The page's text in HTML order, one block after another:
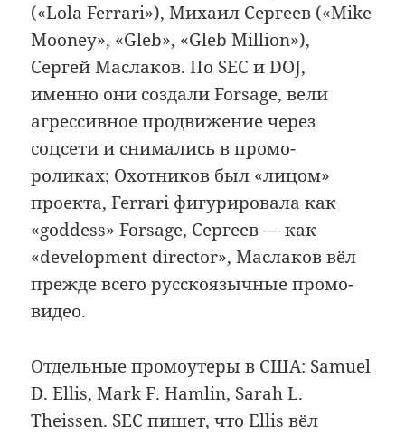
(«Lola Ferrari»), Михаил Сергеев («Mike
Mooney», «Gleb», «Gleb Million»),
Сергей Маслаков. По SEC и DOJ,
именно они создали Forsage, вели
агрессивное продвижение через
соцсети и снимались в промо-
роликах; Охотников был «лицом»
проекта, Ferrari фигурировала как
«goddess» Forsage, Сергеев — как
«development director», Маслаков вёл
прежде всего русскоязычные промо-
видео.
Отдельные промоутеры в США: Samuel
D. Ellis, Mark F. Hamlin, Sarah L.
Theissen. SEC пишет, что Ellis вёл